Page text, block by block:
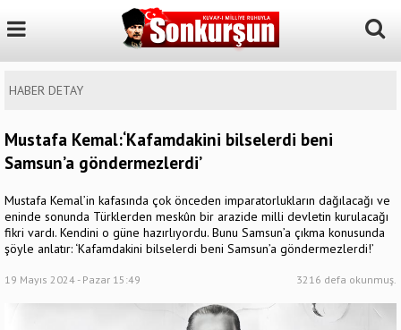
HABER DETAY
Mustafa Kemal:‘Kafamdakini bilselerdi beni
Samsun’a göndermezlerdi’
Mustafa Kemal’in kafasında çok önceden imparatorlukların dağılacağı ve
eninde sonunda Türklerden meskûn bir arazide milli devletin kurulacağı
fikri vardı. Kendini o güne hazırlıyordu. Bunu Samsun’a çıkma konusunda
şöyle anlatır: ‘Kafamdakini bilselerdi beni Samsun’a göndermezlerdi!’
19 Mayıs 2024 - Pazar 15:49 3216 defa okunmuş.